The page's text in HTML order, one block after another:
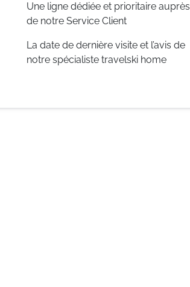
Une ligne dédiée et prioritaire auprès
de notre Service Client
La date de dernière visite et l’avis de
notre spécialiste travelski home